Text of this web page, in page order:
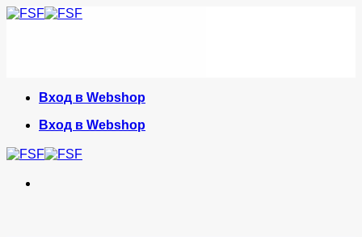
Skip
Вход в Webshop
Вход в Webshop